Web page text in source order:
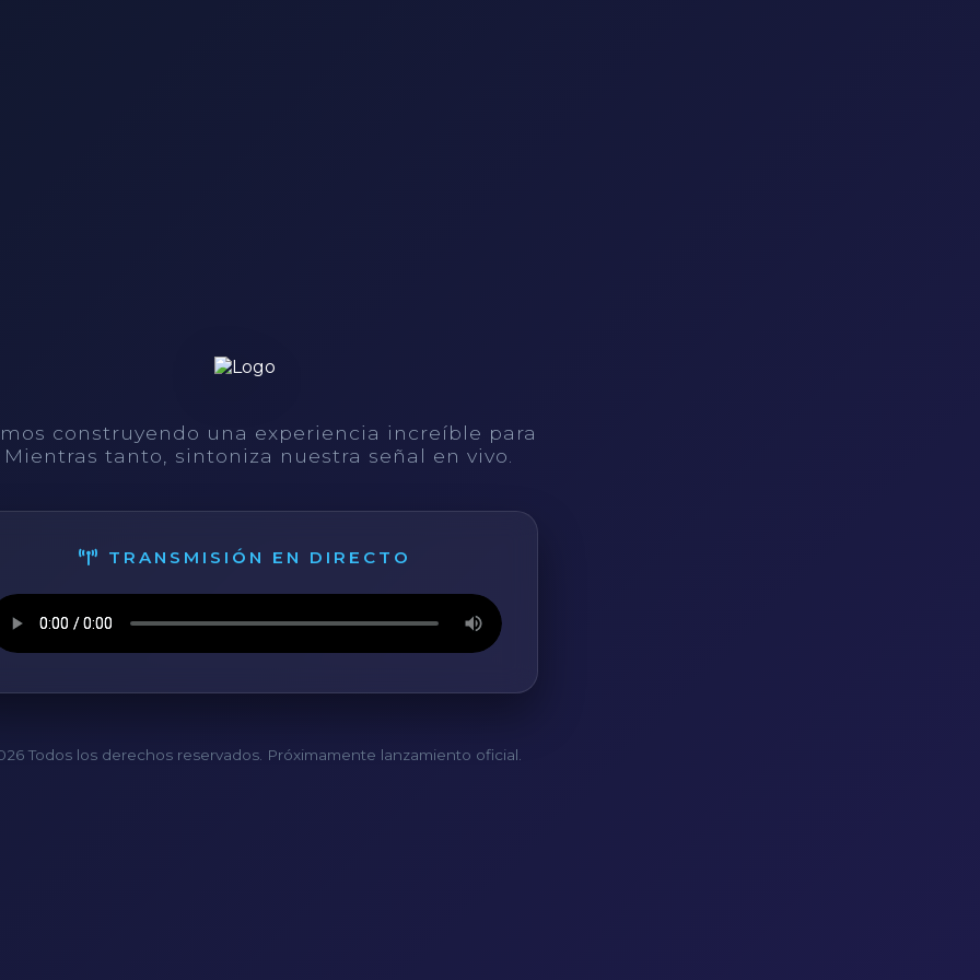
construyendo una experiencia increíble para
tanto, sintoniza nuestra señal en vivo.
TRANSMISIÓN EN DIRECTO
Todos los derechos reservados. Próximamente lanzamiento oficial.